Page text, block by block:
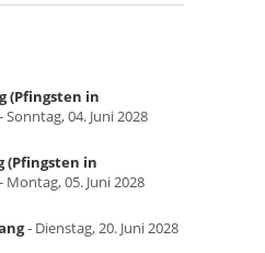
(Pfingsten in
- Sonntag, 04. Juni 2028
(Pfingsten in
- Montag, 05. Juni 2028
- Dienstag, 20. Juni 2028